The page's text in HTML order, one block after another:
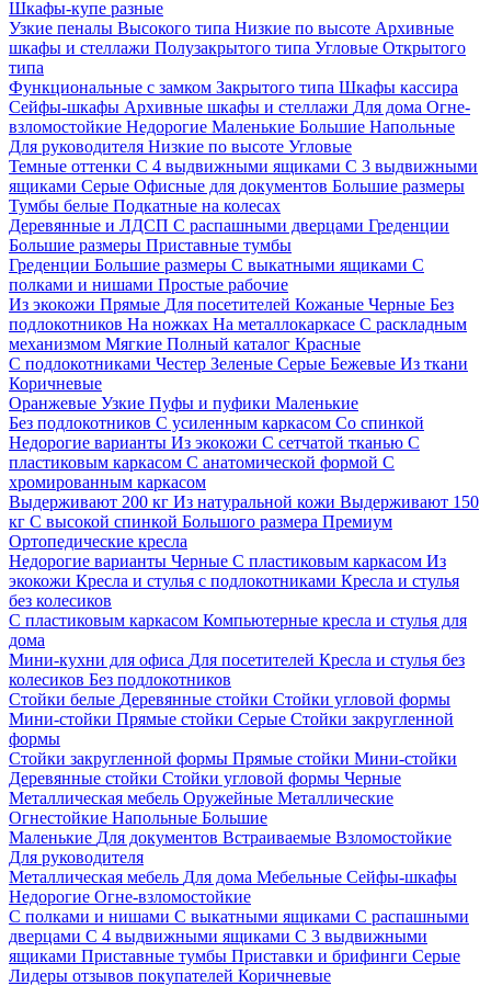
Шкафы-купе разные
Узкие пеналы Высокого типа Низкие по высоте Архивные
шкафы и стеллажи Полузакрытого типа Угловые Открытого
типа
Функциональные с замком Закрытого типа Шкафы кассира
Сейфы-шкафы Архивные шкафы и стеллажи Для дома Огне-
взломостойкие Недорогие Маленькие Большие Напольные
Для руководителя Низкие по высоте Угловые
Темные оттенки С 4 выдвижными ящиками С 3 выдвижными
ящиками Серые Офисные для документов Большие размеры
Тумбы белые Подкатные на колесах
Деревянные и ЛДСП С распашными дверцами Греденции
Большие размеры Приставные тумбы
Греденции Большие размеры С выкатными ящиками С
полками и нишами Простые рабочие
Из экокожи Прямые Для посетителей Кожаные Черные Без
подлокотников На ножках На металлокаркасе С раскладным
механизмом Мягкие Полный каталог Красные
С подлокотниками Честер Зеленые Серые Бежевые Из ткани
Коричневые
Оранжевые Узкие Пуфы и пуфики Маленькие
Без подлокотников С усиленным каркасом Со спинкой
Недорогие варианты Из экокожи С сетчатой тканью С
пластиковым каркасом С анатомической формой С
хромированным каркасом
Выдерживают 200 кг Из натуральной кожи Выдерживают 150
кг С высокой спинкой Большого размера Премиум
Ортопедические кресла
Недорогие варианты Черные С пластиковым каркасом Из
экокожи Кресла и стулья с подлокотниками Кресла и стулья
без колесиков
С пластиковым каркасом Компьютерные кресла и стулья для
дома
Мини-кухни для офиса Для посетителей Кресла и стулья без
колесиков Без подлокотников
Стойки белые Деревянные стойки Стойки угловой формы
Мини-стойки Прямые стойки Серые Стойки закругленной
формы
Стойки закругленной формы Прямые стойки Мини-стойки
Деревянные стойки Стойки угловой формы Черные
Металлическая мебель Оружейные Металлические
Огнестойкие Напольные Большие
Маленькие Для документов Встраиваемые Взломостойкие
Для руководителя
Металлическая мебель Для дома Мебельные Сейфы-шкафы
Недорогие Огне-взломостойкие
С полками и нишами С выкатными ящиками С распашными
дверцами С 4 выдвижными ящиками С 3 выдвижными
ящиками Приставные тумбы Приставки и брифинги Серые
Лидеры отзывов покупателей Коричневые